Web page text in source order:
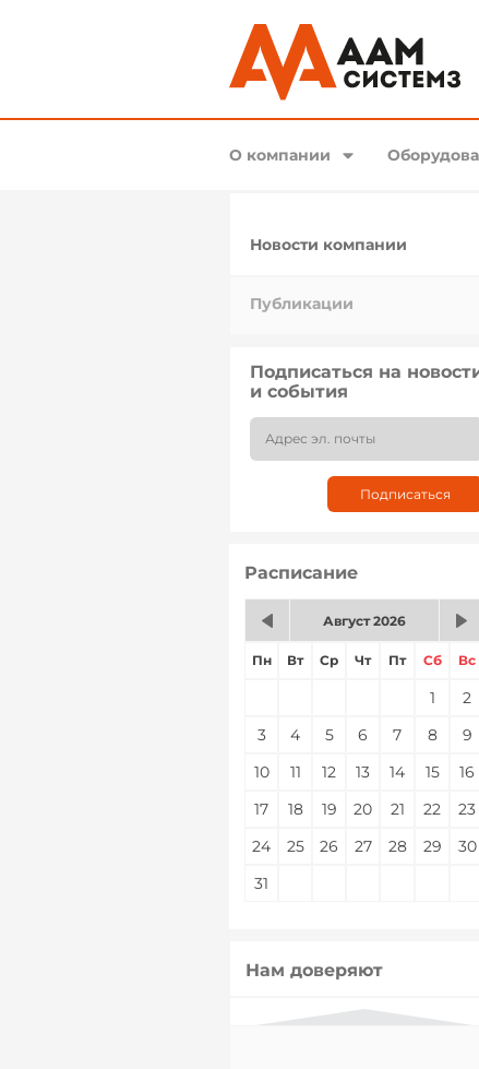
О компании
Новости компании
Публикации
Подписаться на
и события
Расписание
Август 2026
Пн Вт Ср Чт Пт Сб Вс
1
2
3
4 5 6 7 8
9
10
11 12 13 14 15
16
17
18 19 20 21 22
23
24
25 26 27 28 29
30
31
Нам доверяют